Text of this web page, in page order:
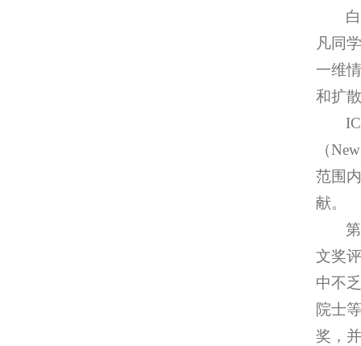
凡同
一维
和扩
（
范围
献。
文奖
中不
院士
奖，